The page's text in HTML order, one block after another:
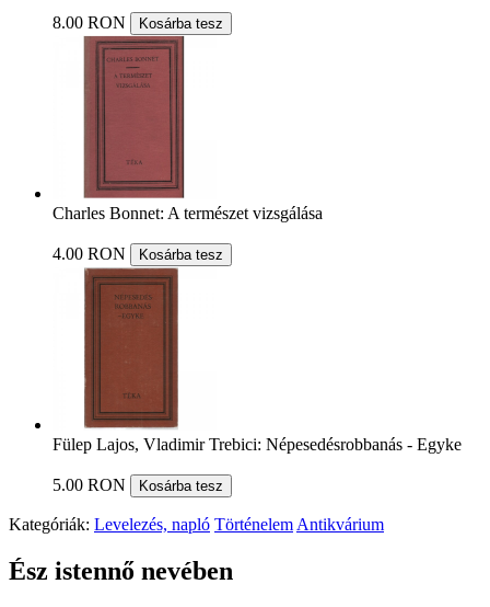
8.00 RON Kosárba tesz
Charles Bonnet: A természet vizsgálása
4.00 RON Kosárba tesz
Fülep Lajos, Vladimir Trebici: Népesedésrobbanás - Egyke
5.00 RON Kosárba tesz
Kategóriák: Levelezés, napló Történelem Antikvárium
Ész istennő nevében